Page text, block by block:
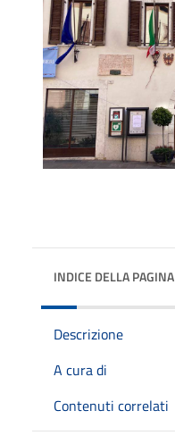
INDICE DELLA PAGINA
Descrizione
A cura di
Contenuti correlati